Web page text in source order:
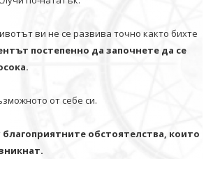
ви не се развива точно както бихте
постепенно да започнете да се
от себе си.
благоприятните обстоятелства, които